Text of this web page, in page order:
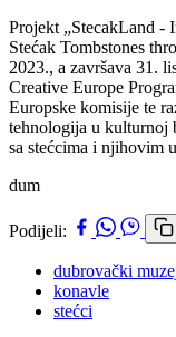
Projekt „StecakLand -
Stećak Tombstones
2023., a završava 31.
Creative Europe
Europske komisije te
tehnologija u kulturnoj
sa stećcima i njihovim
dum
Podijeli:
dubrovački
konavle
stećci